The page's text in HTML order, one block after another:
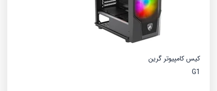
کیس کامپیوتر گرین
G1